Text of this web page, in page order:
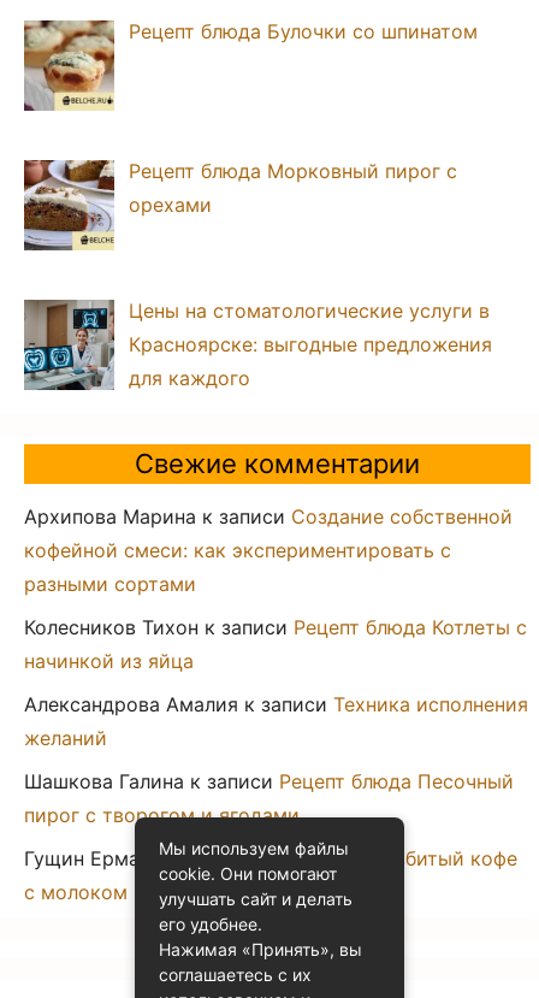
Рецепт блюда Булочки со шпинатом
Рецепт блюда Морковный пирог с
орехами
Цены на стоматологические услуги в
Красноярске: выгодные предложения
для каждого
Свежие комментарии
Архипова Марина к записи Создание собственной
кофейной смеси: как экспериментировать с
разными сортами
Колесников Тихон к записи Рецепт блюда Котлеты с
начинкой из яйца
Александрова Амалия к записи Техника исполнения
желаний
Шашкова Галина к записи Рецепт блюда Песочный
пирог с творогом и ягодами
Гущин Ермак
к записиРецепт блюда Взбитый кофе
с молоком
Мы используем файлы
cookie. Они помогают
улучшать сайт и делать
его удобнее.
Нажимая «Принять», вы
соглашаетесь с их